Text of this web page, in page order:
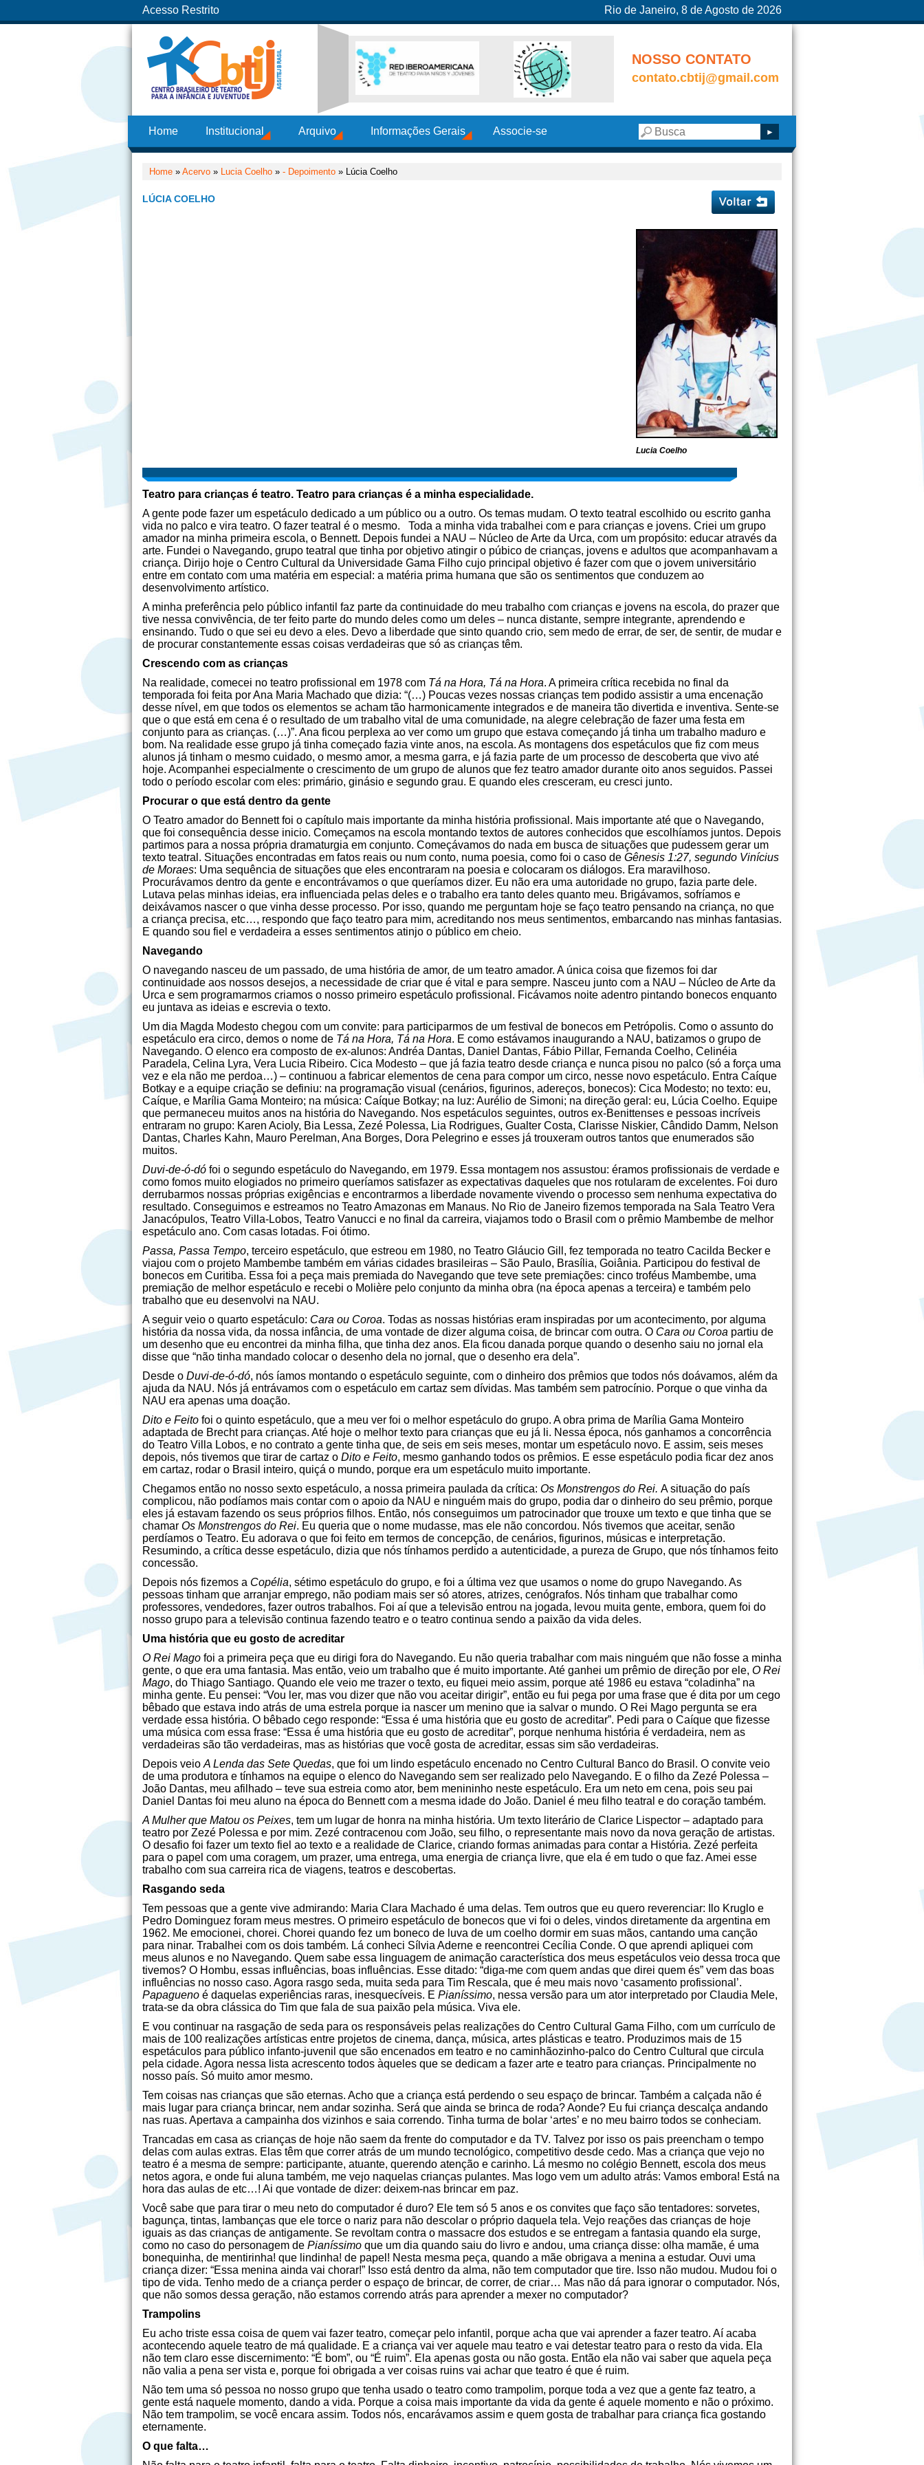
Acesso Restrito Rio de Janeiro, 8 de Agosto de 2026
NOSSO CONTATO
contato.cbtij@gmail.com
Home Institucional Arquivo Informações Gerais Associe-se
Home » Acervo » Lucia Coelho » - Depoimento » Lúcia Coelho
LÚCIA COELHO
Lucia Coelho
Teatro para crianças é teatro. Teatro para crianças é a minha especialidade.
A gente pode fazer um espetáculo dedicado a um público ou a outro. Os temas mudam. O texto teatral escolhido ou escrito ganha
vida no palco e vira teatro. O fazer teatral é o mesmo. Toda a minha vida trabalhei com e para crianças e jovens. Criei um grupo
amador na minha primeira escola, o Bennett. Depois fundei a NAU – Núcleo de Arte da Urca, com um propósito: educar através da
arte. Fundei o Navegando, grupo teatral que tinha por objetivo atingir o púbico de crianças, jovens e adultos que acompanhavam a
criança. Dirijo hoje o Centro Cultural da Universidade Gama Filho cujo principal objetivo é fazer com que o jovem universitário
entre em contato com uma matéria em especial: a matéria prima humana que são os sentimentos que conduzem ao
desenvolvimento artístico.
A minha preferência pelo público infantil faz parte da continuidade do meu trabalho com crianças e jovens na escola, do prazer que
tive nessa convivência, de ter feito parte do mundo deles como um deles – nunca distante, sempre integrante, aprendendo e
ensinando. Tudo o que sei eu devo a eles. Devo a liberdade que sinto quando crio, sem medo de errar, de ser, de sentir, de mudar e
de procurar constantemente essas coisas verdadeiras que só as crianças têm.
Crescendo com as crianças
Na realidade, comecei no teatro profissional em 1978 com Tá na Hora, Tá na Hora. A primeira crítica recebida no final da
temporada foi feita por Ana Maria Machado que dizia: “(…) Poucas vezes nossas crianças tem podido assistir a uma encenação
desse nível, em que todos os elementos se acham tão harmonicamente integrados e de maneira tão divertida e inventiva. Sente-se
que o que está em cena é o resultado de um trabalho vital de uma comunidade, na alegre celebração de fazer uma festa em
conjunto para as crianças. (…)”. Ana ficou perplexa ao ver como um grupo que estava começando já tinha um trabalho maduro e
bom. Na realidade esse grupo já tinha começado fazia vinte anos, na escola. As montagens dos espetáculos que fiz com meus
alunos já tinham o mesmo cuidado, o mesmo amor, a mesma garra, e já fazia parte de um processo de descoberta que vivo até
hoje. Acompanhei especialmente o crescimento de um grupo de alunos que fez teatro amador durante oito anos seguidos. Passei
todo o período escolar com eles: primário, ginásio e segundo grau. E quando eles cresceram, eu cresci junto.
Procurar o que está dentro da gente
O Teatro amador do Bennett foi o capítulo mais importante da minha história profissional. Mais importante até que o Navegando,
que foi consequência desse inicio. Começamos na escola montando textos de autores conhecidos que escolhíamos juntos. Depois
partimos para a nossa própria dramaturgia em conjunto. Começávamos do nada em busca de situações que pudessem gerar um
texto teatral. Situações encontradas em fatos reais ou num conto, numa poesia, como foi o caso de Gênesis 1:27, segundo Vinícius
de Moraes: Uma sequência de situações que eles encontraram na poesia e colocaram os diálogos. Era maravilhoso.
Procurávamos dentro da gente e encontrávamos o que queríamos dizer. Eu não era uma autoridade no grupo, fazia parte dele.
Lutava pelas minhas ideias, era influenciada pelas deles e o trabalho era tanto deles quanto meu. Brigávamos, sofríamos e
deixávamos nascer o que vinha desse processo. Por isso, quando me perguntam hoje se faço teatro pensando na criança, no que
a criança precisa, etc…, respondo que faço teatro para mim, acreditando nos meus sentimentos, embarcando nas minhas fantasias.
E quando sou fiel e verdadeira a esses sentimentos atinjo o público em cheio.
Navegando
O navegando nasceu de um passado, de uma história de amor, de um teatro amador. A única coisa que fizemos foi dar
continuidade aos nossos desejos, a necessidade de criar que é vital e para sempre. Nasceu junto com a NAU – Núcleo de Arte da
Urca e sem programarmos criamos o nosso primeiro espetáculo profissional. Ficávamos noite adentro pintando bonecos enquanto
eu juntava as ideias e escrevia o texto.
Um dia Magda Modesto chegou com um convite: para participarmos de um festival de bonecos em Petrópolis. Como o assunto do
espetáculo era circo, demos o nome de Tá na Hora, Tá na Hora. E como estávamos inaugurando a NAU, batizamos o grupo de
Navegando. O elenco era composto de ex-alunos: Andréa Dantas, Daniel Dantas, Fábio Pillar, Fernanda Coelho, Celinéia
Paradela, Celina Lyra, Vera Lucia Ribeiro. Cica Modesto – que já fazia teatro desde criança e nunca pisou no palco (só a força uma
vez e ela não me perdoa…) – continuou a fabricar elementos de cena para compor um circo, nesse novo espetáculo. Entra Caíque
Botkay e a equipe criação se definiu: na programação visual (cenários, figurinos, adereços, bonecos): Cica Modesto; no texto: eu,
Caíque, e Marília Gama Monteiro; na música: Caíque Botkay; na luz: Aurélio de Simoni; na direção geral: eu, Lúcia Coelho. Equipe
que permaneceu muitos anos na história do Navegando. Nos espetáculos seguintes, outros ex-Benittenses e pessoas incríveis
entraram no grupo: Karen Acioly, Bia Lessa, Zezé Polessa, Lia Rodrigues, Gualter Costa, Clarisse Niskier, Cândido Damm, Nelson
Dantas, Charles Kahn, Mauro Perelman, Ana Borges, Dora Pelegrino e esses já trouxeram outros tantos que enumerados são
muitos.
Duvi-de-ó-dó foi o segundo espetáculo do Navegando, em 1979. Essa montagem nos assustou: éramos profissionais de verdade e
como fomos muito elogiados no primeiro queríamos satisfazer as expectativas daqueles que nos rotularam de excelentes. Foi duro
derrubarmos nossas próprias exigências e encontrarmos a liberdade novamente vivendo o processo sem nenhuma expectativa do
resultado. Conseguimos e estreamos no Teatro Amazonas em Manaus. No Rio de Janeiro fizemos temporada na Sala Teatro Vera
Janacópulos, Teatro Villa-Lobos, Teatro Vanucci e no final da carreira, viajamos todo o Brasil com o prêmio Mambembe de melhor
espetáculo ano. Com casas lotadas. Foi ótimo.
Passa, Passa Tempo, terceiro espetáculo, que estreou em 1980, no Teatro Gláucio Gill, fez temporada no teatro Cacilda Becker e
viajou com o projeto Mambembe também em várias cidades brasileiras – São Paulo, Brasília, Goiânia. Participou do festival de
bonecos em Curitiba. Essa foi a peça mais premiada do Navegando que teve sete premiações: cinco troféus Mambembe, uma
premiação de melhor espetáculo e recebi o Molière pelo conjunto da minha obra (na época apenas a terceira) e também pelo
trabalho que eu desenvolvi na NAU.
A seguir veio o quarto espetáculo: Cara ou Coroa. Todas as nossas histórias eram inspiradas por um acontecimento, por alguma
história da nossa vida, da nossa infância, de uma vontade de dizer alguma coisa, de brincar com outra. O Cara ou Coroa partiu de
um desenho que eu encontrei da minha filha, que tinha dez anos. Ela ficou danada porque quando o desenho saiu no jornal ela
disse que “não tinha mandado colocar o desenho dela no jornal, que o desenho era dela”.
Desde o Duvi-de-ó-dó, nós íamos montando o espetáculo seguinte, com o dinheiro dos prêmios que todos nós doávamos, além da
ajuda da NAU. Nós já entrávamos com o espetáculo em cartaz sem dívidas. Mas também sem patrocínio. Porque o que vinha da
NAU era apenas uma doação.
Dito e Feito foi o quinto espetáculo, que a meu ver foi o melhor espetáculo do grupo. A obra prima de Marília Gama Monteiro
adaptada de Brecht para crianças. Até hoje o melhor texto para crianças que eu já li. Nessa época, nós ganhamos a concorrência
do Teatro Villa Lobos, e no contrato a gente tinha que, de seis em seis meses, montar um espetáculo novo. E assim, seis meses
depois, nós tivemos que tirar de cartaz o Dito e Feito, mesmo ganhando todos os prêmios. E esse espetáculo podia ficar dez anos
em cartaz, rodar o Brasil inteiro, quiçá o mundo, porque era um espetáculo muito importante.
Chegamos então no nosso sexto espetáculo, a nossa primeira paulada da crítica: Os Monstrengos do Rei. A situação do país
complicou, não podíamos mais contar com o apoio da NAU e ninguém mais do grupo, podia dar o dinheiro do seu prêmio, porque
eles já estavam fazendo os seus próprios filhos. Então, nós conseguimos um patrocinador que trouxe um texto e que tinha que se
chamar Os Monstrengos do Rei. Eu queria que o nome mudasse, mas ele não concordou. Nós tivemos que aceitar, senão
perdíamos o Teatro. Eu adorava o que foi feito em termos de concepção, de cenários, figurinos, músicas e interpretação.
Resumindo, a crítica desse espetáculo, dizia que nós tínhamos perdido a autenticidade, a pureza de Grupo, que nós tínhamos feito
concessão.
Depois nós fizemos a Copélia, sétimo espetáculo do grupo, e foi a última vez que usamos o nome do grupo Navegando. As
pessoas tinham que arranjar emprego, não podiam mais ser só atores, atrizes, cenógrafos. Nós tinham que trabalhar como
professores, vendedores, fazer outros trabalhos. Foi aí que a televisão entrou na jogada, levou muita gente, embora, quem foi do
nosso grupo para a televisão continua fazendo teatro e o teatro continua sendo a paixão da vida deles.
Uma história que eu gosto de acreditar
O Rei Mago foi a primeira peça que eu dirigi fora do Navegando. Eu não queria trabalhar com mais ninguém que não fosse a minha
gente, o que era uma fantasia. Mas então, veio um trabalho que é muito importante. Até ganhei um prêmio de direção por ele, O Rei
Mago, do Thiago Santiago. Quando ele veio me trazer o texto, eu fiquei meio assim, porque até 1986 eu estava “coladinha” na
minha gente. Eu pensei: “Vou ler, mas vou dizer que não vou aceitar dirigir”, então eu fui pega por uma frase que é dita por um cego
bêbado que estava indo atrás de uma estrela porque ia nascer um menino que ia salvar o mundo. O Rei Mago pergunta se era
verdade essa história. O bêbado cego responde: “Essa é uma história que eu gosto de acreditar”. Pedi para o Caíque que fizesse
uma música com essa frase: “Essa é uma história que eu gosto de acreditar”, porque nenhuma história é verdadeira, nem as
verdadeiras são tão verdadeiras, mas as histórias que você gosta de acreditar, essas sim são verdadeiras.
Depois veio A Lenda das Sete Quedas, que foi um lindo espetáculo encenado no Centro Cultural Banco do Brasil. O convite veio
de uma produtora e tínhamos na equipe o elenco do Navegando sem ser realizado pelo Navegando. E o filho da Zezé Polessa –
João Dantas, meu afilhado – teve sua estreia como ator, bem menininho neste espetáculo. Era um neto em cena, pois seu pai
Daniel Dantas foi meu aluno na época do Bennett com a mesma idade do João. Daniel é meu filho teatral e do coração também.
A Mulher que Matou os Peixes, tem um lugar de honra na minha história. Um texto literário de Clarice Lispector – adaptado para
teatro por Zezé Polessa e por mim. Zezé contracenou com João, seu filho, o representante mais novo da nova geração de artistas.
O desafio foi fazer um texto fiel ao texto e a realidade de Clarice, criando formas animadas para contar a História. Zezé perfeita
para o papel com uma coragem, um prazer, uma entrega, uma energia de criança livre, que ela é em tudo o que faz. Amei esse
trabalho com sua carreira rica de viagens, teatros e descobertas.
Rasgando seda
Tem pessoas que a gente vive admirando: Maria Clara Machado é uma delas. Tem outros que eu quero reverenciar: Ilo Kruglo e
Pedro Dominguez foram meus mestres. O primeiro espetáculo de bonecos que vi foi o deles, vindos diretamente da argentina em
1962. Me emocionei, chorei. Chorei quando fez um boneco de luva de um coelho dormir em suas mãos, cantando uma canção
para ninar. Trabalhei com os dois também. Lá conheci Sílvia Aderne e reencontrei Cecília Conde. O que aprendi apliquei com
meus alunos e no Navegando. Quem sabe essa linguagem de animação característica dos meus espetáculos veio dessa troca que
tivemos? O Hombu, essas influências, boas influências. Esse ditado: “diga-me com quem andas que direi quem és” vem das boas
influências no nosso caso. Agora rasgo seda, muita seda para Tim Rescala, que é meu mais novo ‘casamento profissional’.
Papagueno é daquelas experiências raras, inesquecíveis. E Pianíssimo, nessa versão para um ator interpretado por Claudia Mele,
trata-se da obra clássica do Tim que fala de sua paixão pela música. Viva ele.
E vou continuar na rasgação de seda para os responsáveis pelas realizações do Centro Cultural Gama Filho, com um currículo de
mais de 100 realizações artísticas entre projetos de cinema, dança, música, artes plásticas e teatro. Produzimos mais de 15
espetáculos para público infanto-juvenil que são encenados em teatro e no caminhãozinho-palco do Centro Cultural que circula
pela cidade. Agora nessa lista acrescento todos àqueles que se dedicam a fazer arte e teatro para crianças. Principalmente no
nosso país. Só muito amor mesmo.
Tem coisas nas crianças que são eternas. Acho que a criança está perdendo o seu espaço de brincar. Também a calçada não é
mais lugar para criança brincar, nem andar sozinha. Será que ainda se brinca de roda? Aonde? Eu fui criança descalça andando
nas ruas. Apertava a campainha dos vizinhos e saia correndo. Tinha turma de bolar ‘artes’ e no meu bairro todos se conheciam.
Trancadas em casa as crianças de hoje não saem da frente do computador e da TV. Talvez por isso os pais preencham o tempo
delas com aulas extras. Elas têm que correr atrás de um mundo tecnológico, competitivo desde cedo. Mas a criança que vejo no
teatro é a mesma de sempre: participante, atuante, querendo atenção e carinho. Lá mesmo no colégio Bennett, escola dos meus
netos agora, e onde fui aluna também, me vejo naquelas crianças pulantes. Mas logo vem um adulto atrás: Vamos embora! Está na
hora das aulas de etc…! Ai que vontade de dizer: deixem-nas brincar em paz.
Você sabe que para tirar o meu neto do computador é duro? Ele tem só 5 anos e os convites que faço são tentadores: sorvetes,
bagunça, tintas, lambanças que ele torce o nariz para não descolar o próprio daquela tela. Vejo reações das crianças de hoje
iguais as das crianças de antigamente. Se revoltam contra o massacre dos estudos e se entregam a fantasia quando ela surge,
como no caso do personagem de Pianíssimo que um dia quando saiu do livro e andou, uma criança disse: olha mamãe, é uma
bonequinha, de mentirinha! que lindinha! de papel! Nesta mesma peça, quando a mãe obrigava a menina a estudar. Ouvi uma
criança dizer: “Essa menina ainda vai chorar!” Isso está dentro da alma, não tem computador que tire. Isso não mudou. Mudou foi o
tipo de vida. Tenho medo de a criança perder o espaço de brincar, de correr, de criar… Mas não dá para ignorar o computador. Nós,
que não somos dessa geração, não estamos correndo atrás para aprender a mexer no computador?
Trampolins
Eu acho triste essa coisa de quem vai fazer teatro, começar pelo infantil, porque acha que vai aprender a fazer teatro. Aí acaba
acontecendo aquele teatro de má qualidade. E a criança vai ver aquele mau teatro e vai detestar teatro para o resto da vida. Ela
não tem claro esse discernimento: “É bom”, ou “É ruim”. Ela apenas gosta ou não gosta. Então ela não vai saber que aquela peça
não valia a pena ser vista e, porque foi obrigada a ver coisas ruins vai achar que teatro é que é ruim.
Não tem uma só pessoa no nosso grupo que tenha usado o teatro como trampolim, porque toda a vez que a gente faz teatro, a
gente está naquele momento, dando a vida. Porque a coisa mais importante da vida da gente é aquele momento e não o próximo.
Não tem trampolim, se você encara assim. Todos nós, encarávamos assim e quem gosta de trabalhar para criança fica gostando
eternamente.
O que falta…